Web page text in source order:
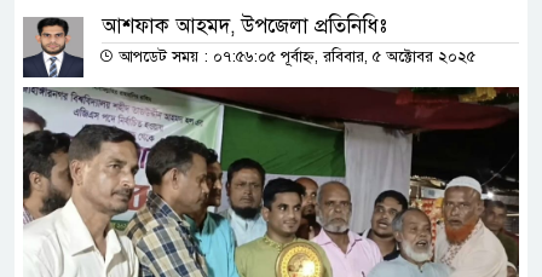
আশফাক আহমদ, উপজেলা প্রতিনিধিঃ
আপডেট সময় : ০৭:৫৬:০৫ পূর্বাহ্ন, রবিবার, ৫ অক্টোবর ২০২৫